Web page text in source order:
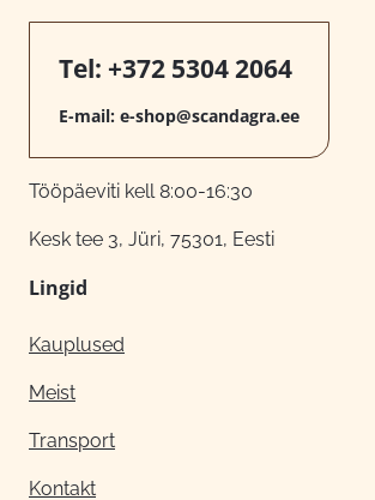
Tel: +372 5304 2064
E-mail: e-shop@scandagra.ee
Tööpäeviti kell 8:00-16:30
Kesk tee 3, Jüri, 75301, Eesti
Lingid
Kauplused
Meist
Transport
Kontakt